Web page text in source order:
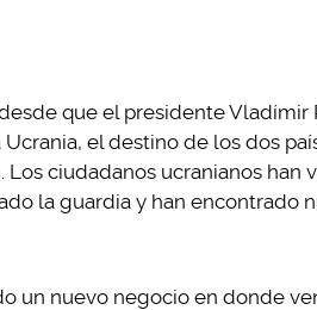
que el presidente Vladímir
el destino de los dos
ciudadanos ucranianos han
la guardia y han encontrado
un nuevo negocio en donde